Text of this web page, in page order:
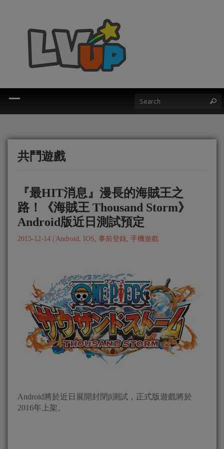
共鬥遊戲
『最HIT消息』漫長的海賊王之
路！《海賊王 Thousand Storm》
Android版近日測試預定
2015-12-14 Android, IOS, 事前登錄, 手機遊戲
Android將於近日展開封閉β測試，正式版遊戲將於
2016年上架。